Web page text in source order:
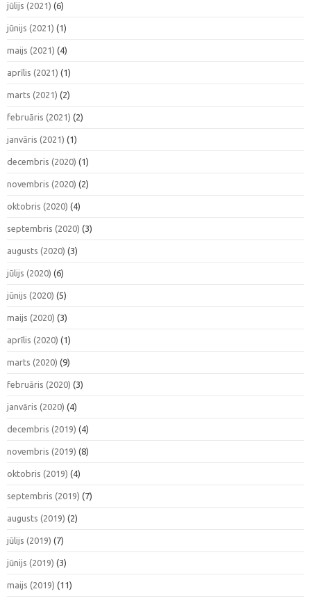
jūlijs (2021) (6)
jūnijs (2021) (1)
maijs (2021) (4)
aprīlis (2021) (1)
marts (2021) (2)
februāris (2021) (2)
janvāris (2021) (1)
decembris (2020) (1)
novembris (2020) (2)
oktobris (2020) (4)
septembris (2020) (3)
augusts (2020) (3)
jūlijs (2020) (6)
jūnijs (2020) (5)
maijs (2020) (3)
aprīlis (2020) (1)
marts (2020) (9)
februāris (2020) (3)
janvāris (2020) (4)
decembris (2019) (4)
novembris (2019) (8)
oktobris (2019) (4)
septembris (2019) (7)
augusts (2019) (2)
jūlijs (2019) (7)
jūnijs (2019) (3)
maijs (2019) (11)